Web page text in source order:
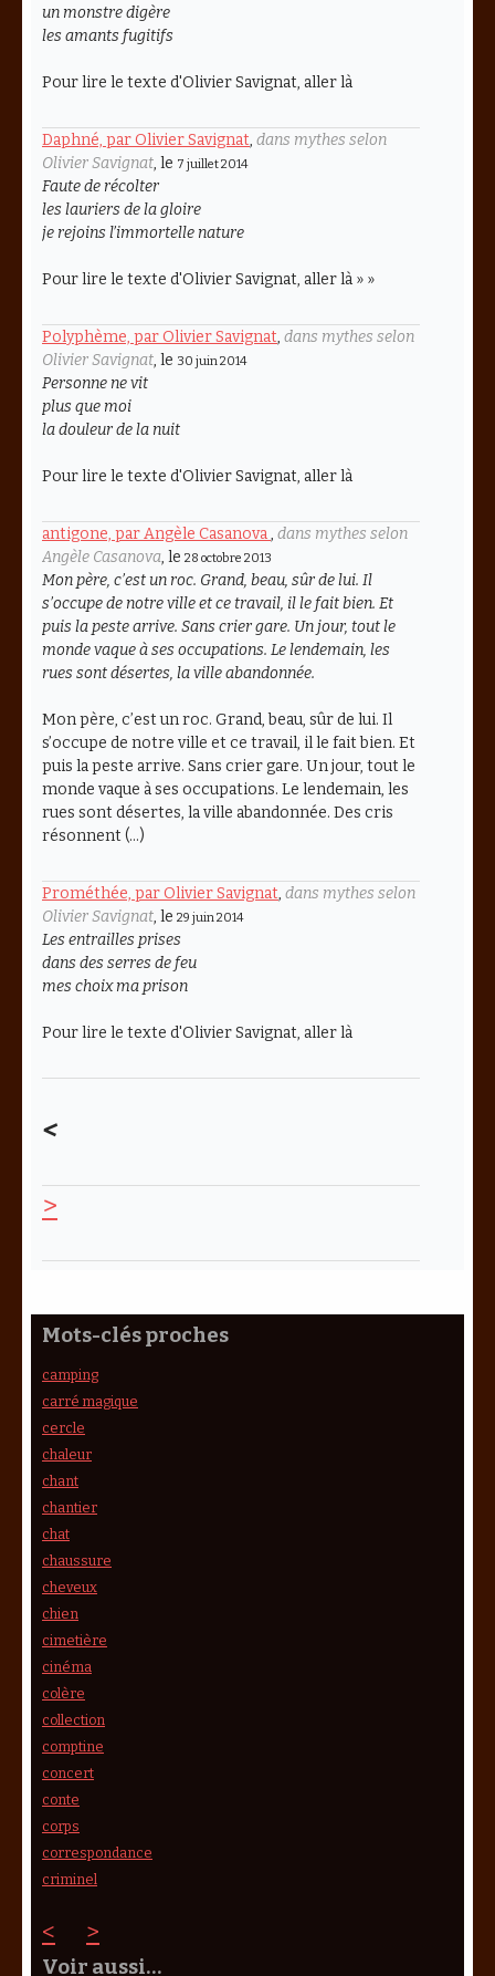
un monstre digère
les amants fugitifs
Pour lire le texte d'Olivier Savignat, aller là
Daphné, par Olivier Savignat, dans mythes selon
Olivier Savignat, le 7 juillet 2014
Faute de récolter
les lauriers de la gloire
je rejoins l’immortelle nature
Pour lire le texte d'Olivier Savignat, aller là » »
Polyphème, par Olivier Savignat, dans mythes selon
Olivier Savignat, le 30 juin 2014
Personne ne vit
plus que moi
la douleur de la nuit
Pour lire le texte d'Olivier Savignat, aller là
antigone, par Angèle Casanova, dans mythes selon
Angèle Casanova, le 28 octobre 2013
Mon père, c’est un roc. Grand, beau, sûr de lui. Il
s’occupe de notre ville et ce travail, il le fait bien. Et
puis la peste arrive. Sans crier gare. Un jour, tout le
monde vaque à ses occupations. Le lendemain, les
rues sont désertes, la ville abandonnée.
Mon père, c’est un roc. Grand, beau, sûr de lui. Il
s’occupe de notre ville et ce travail, il le fait bien. Et
puis la peste arrive. Sans crier gare. Un jour, tout le
monde vaque à ses occupations. Le lendemain, les
rues sont désertes, la ville abandonnée. Des cris
résonnent (…)
Prométhée, par Olivier Savignat, dans mythes selon
Olivier Savignat, le 29 juin 2014
Les entrailles prises
dans des serres de feu
mes choix ma prison
Pour lire le texte d'Olivier Savignat, aller là
<
>
Mots-clés proches
camping
carré magique
cercle
chaleur
chant
chantier
chat
chaussure
cheveux
chien
cimetière
cinéma
colère
collection
comptine
concert
conte
corps
correspondance
criminel
< >
Voir aussi…